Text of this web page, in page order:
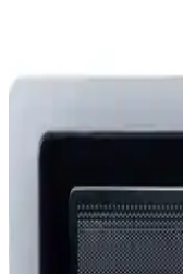
Mikrodalga ve airfryer
önceden hazırlanmış
kıtırlaşmasını sağlar.
sunar.
Altus Almd-20
Yüksek
Altus Almd-20 20